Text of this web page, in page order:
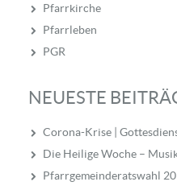
Pfarrkirche
Pfarrleben
PGR
NEUESTE
Corona-Krise |
Die Heilige Woche –
Pfarrgemeinderatswahl